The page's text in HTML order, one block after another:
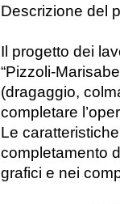
Descrizione del
Il progetto dei
“Pizzoli-
(dragaggio,
completare
Le
completamento
grafici e nei